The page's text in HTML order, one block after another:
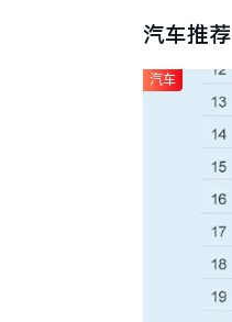
汽车推荐
汽车